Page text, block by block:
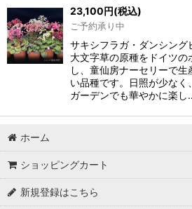
23,100円(税込)
ご予約承り中
サキシフラガ・ダンシング
大文字草の原種をドイツの
し、童仙房ナーセリーで
い品種です。日照が少な
ガーデンでも華やかに楽し
ホーム
ショッピングカート
新規登録はこちら